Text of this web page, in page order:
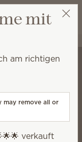
Wunschliste
Warenkorb
mit
am richtigen
may remove all or
verkauft